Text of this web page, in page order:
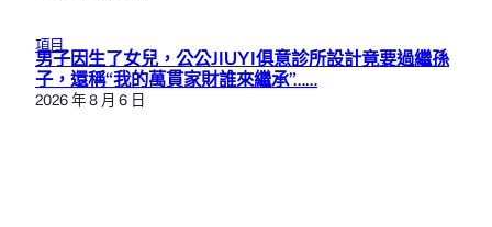
項目
男子因生了女兒，公公JIUYI俱意診所設計竟要過繼孫
子，還稱“我的萬貫家財誰來繼承”……
2026 年 8 月 6 日